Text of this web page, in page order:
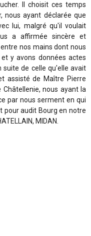
Il choisit ces temps
nous ayant déclarée que
lui, malgré qu'il voulait
a affirmée sincère et
nos mains dont nous
y avons données actes
suite de celle qu'elle avait
assisté de Maître Pierre
nous ayant la
par nous serment en qui
pour audit Bourg en notre
MIDAN.